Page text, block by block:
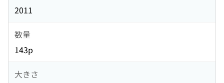
2011
数量
143p
大きさ